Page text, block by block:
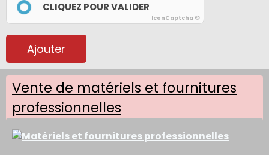
CLIQUEZ POUR VALIDER
IconCaptcha ©
Ajouter
Vente de matériels et fournitures
professionnelles